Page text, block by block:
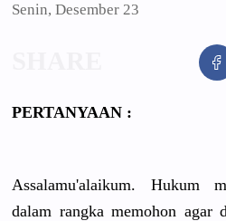
Senin, Desember 23
PERTANYAAN :
Assalamu'alaikum. Hukum
dalam rangka memohon agar